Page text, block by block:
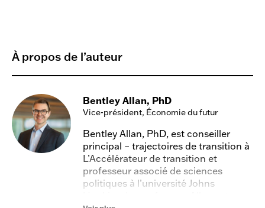
À propos de l’auteur
Bentley Allan, PhD
Vice-président, Économie du futur
Bentley Allan, PhD, est conseiller
principal – trajectoires de transition à
L’Accélérateur de transition et
professeur associé de sciences
politiques à l’université Johns